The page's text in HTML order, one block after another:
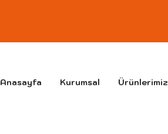
Anasayfa Kurumsal Ürünlerimiz